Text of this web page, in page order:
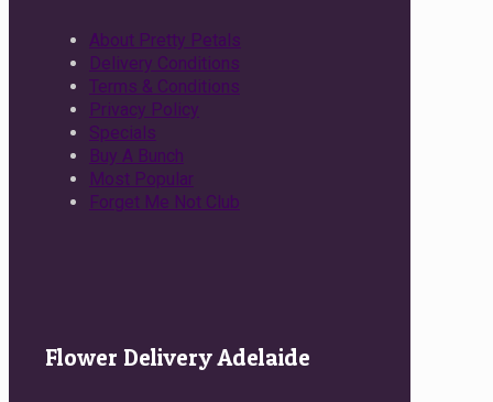
About Pretty Petals
Delivery Conditions
Terms & Conditions
Privacy Policy
Specials
Buy A Bunch
Most Popular
Forget Me Not Club
Flower Delivery Adelaide